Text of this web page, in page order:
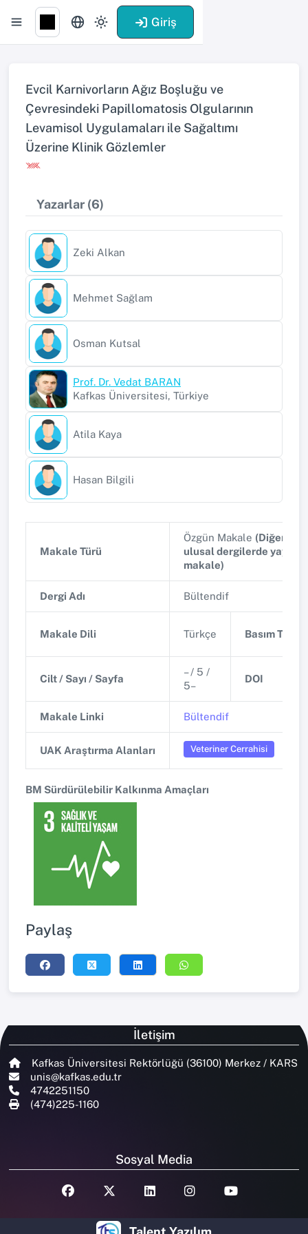
Giriş
Evcil Karnivorların Ağız Boşluğu ve
Çevresindeki Papillomatosis Olgularının
Levamisol Uygulamaları ile Sağaltımı
Üzerine Klinik Gözlemler
Yazarlar (6)
Zeki Alkan
Mehmet Sağlam
Osman Kutsal
Prof. Dr. Vedat BARAN
Kafkas Üniversitesi, Türkiye
Atila Kaya
Hasan Bilgili
Makale Türü
Özgün Makale (Diğer
ulusal dergilerde
makale)
Dergi Adı Bültendif
Makale Dili Türkçe Basım Tarihi
Cilt / Sayı / Sayfa
– / 5 /
5–
DOI
Makale Linki Bültendif
UAK Araştırma Alanları Veteriner Cerrahisi
BM Sürdürülebilir Kalkınma Amaçları
Paylaş
İletişim
Kafkas Üniversitesi Rektörlüğü (36100) Merkez / KARS
unis@kafkas.edu.tr
4742251150
(474)225-1160
Sosyal Media